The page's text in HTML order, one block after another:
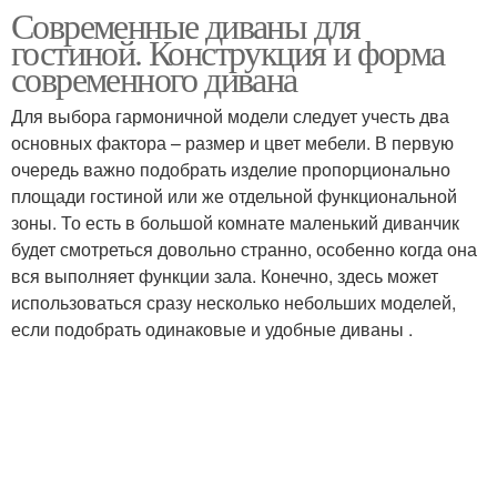
Современные диваны для
гостиной. Конструкция и форма
современного дивана
Для выбора гармоничной модели следует учесть два
основных фактора – размер и цвет мебели. В первую
очередь важно подобрать изделие пропорционально
площади гостиной или же отдельной функциональной
зоны. То есть в большой комнате маленький диванчик
будет смотреться довольно странно, особенно когда она
вся выполняет функции зала. Конечно, здесь может
использоваться сразу несколько небольших моделей,
если подобрать одинаковые и удобные диваны .